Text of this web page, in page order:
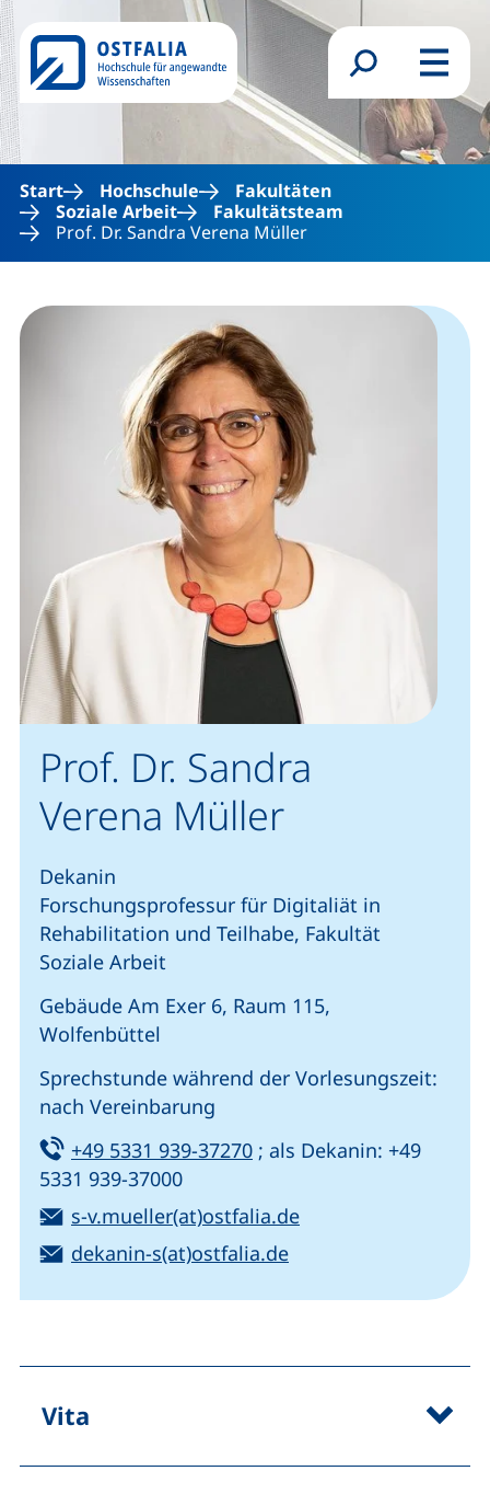
Direkt zum Inhalt
Suchformular
Menü
Start Hochschule
Fakultäten
Soziale Arbeit
Fakultätsteam
Prof. Dr. Sandra Verena Müller
Prof. Dr. Sandra
Verena Müller
Dekanin
Forschungsprofessur für Digitaliät in
Rehabilitation und Teilhabe, Fakultät
Soziale Arbeit
Gebäude Am Exer 6, Raum 115,
Wolfenbüttel
Sprechstunde während der Vorlesungszeit:
nach Vereinbarung
Tel:
+49 5331 939-37270(startet einen
; als Dekanin: +49
5331 939-37000
E-Mail:
s-v.mueller(at)ostfalia.de(öffnet Ihr E-Mail-
E-Mail:
dekanin-s(at)ostfalia.de(öffnet Ihr E-Mail-
Vita